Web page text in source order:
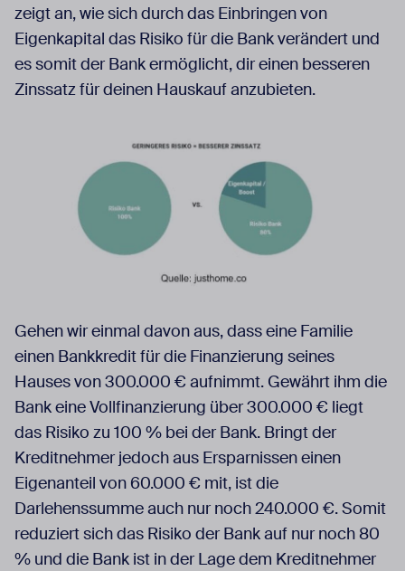
zeigt an, wie sich durch das Einbringen von
Eigenkapital das Risiko für die Bank verändert und
es somit der Bank ermöglicht, dir einen besseren
Zinssatz für deinen Hauskauf anzubieten.
Gehen wir einmal davon aus, dass eine Familie
einen Bankkredit für die Finanzierung seines
Hauses von 300.000 € aufnimmt. Gewährt ihm die
Bank eine Vollfinanzierung über 300.000 € liegt
das Risiko zu 100 % bei der Bank. Bringt der
Kreditnehmer jedoch aus Ersparnissen einen
Eigenanteil von 60.000 € mit, ist die
Darlehenssumme auch nur noch 240.000 €. Somit
reduziert sich das Risiko der Bank auf nur noch 80
% und die Bank ist in der Lage dem Kreditnehmer